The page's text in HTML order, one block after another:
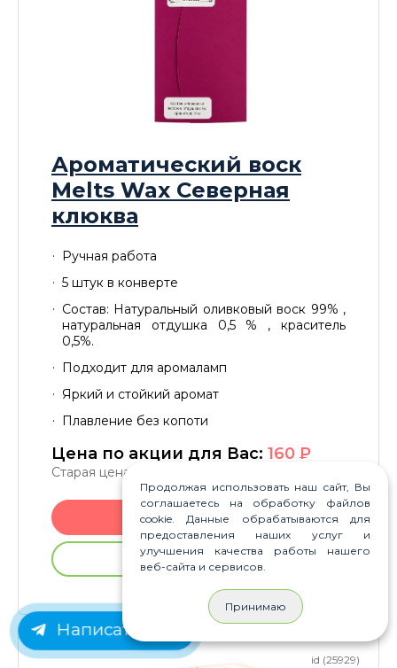
Ароматический воск
Melts Wax Северная
клюква
Ручная работа
5 штук в конверте
Состав: Натуральный оливковый воск 99% ,
натуральная отдушка 0,5 % , краситель
0,5%.
Подходит для аромаламп
Яркий и стойкий аромат
Плавление без копоти
Цена по акции для Вас: 160 P
Старая цена:
В корзину
Купить без регистрации
id (25929)
Написать нам
Продолжая использовать наш сайт, Вы
соглашаетесь на обработку файлов
cookie. Данные обрабатываются для
предоставления наших услуг и
улучшения качества работы нашего
веб-сайта и сервисов.
Принимаю